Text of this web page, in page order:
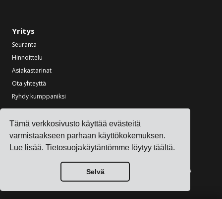
Tämä verkkosivusto käyttää evästeitä
varmistaakseen parhaan käyttökokemuksen.
Lue lisää. Tietosuojakäytäntömme löytyytäältä.
Selvä
Yritys
Seuranta
Hinnoittelu
Asiakastarinat
Ota yhteyttä
Ryhdy kumppaniksi
Toimialat
Kuljetuksenhallintaohjelmisto elektroniikkavalmistajille
Kuljetuksenhallintaohjelmisto kemianvalmistajille
Kuljetuksenhallintaohjelmisto painatus- ja pakkausalan yrityksille
Katso kaikki toimialat